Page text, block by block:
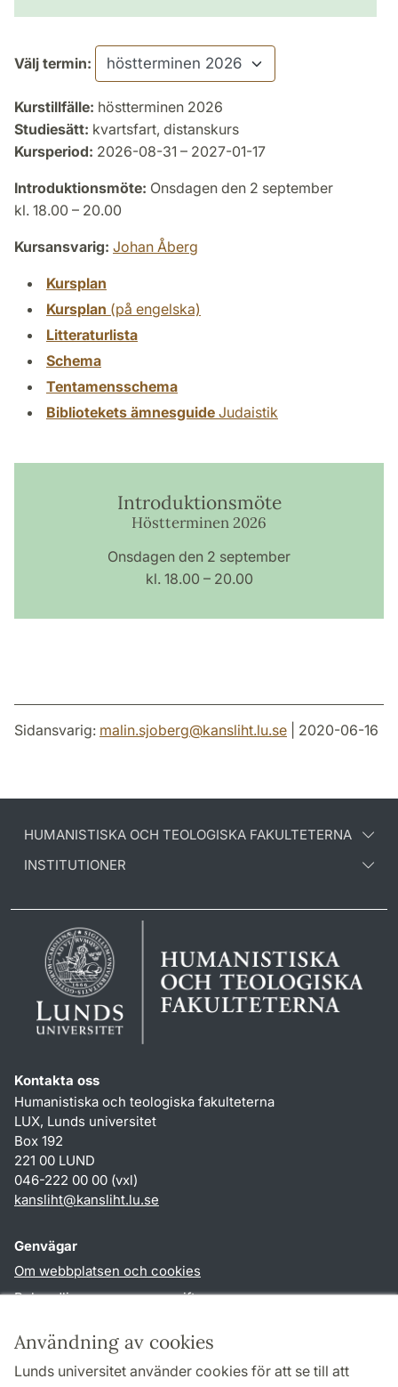
Användning av cookies
Lunds universitet använder cookies för att se till att
Välj termin:
Kurstillfälle: höstterminen 2026
Studiesätt: kvartsfart, distanskurs
Kursperiod: 2026-08-31 – 2027-01-17
Introduktionsmöte: Onsdagen den 2 september
kl. 18.00 – 20.00
Kursansvarig: Johan Åberg
Kursplan
Kursplan (på engelska)
Litteraturlista
Schema
Tentamensschema
Bibliotekets ämnesguide Judaistik
Introduktionsmöte
Höstterminen 2026
Onsdagen den 2 september
kl. 18.00 – 20.00
Sidansvarig: malin.sjoberg@kansliht.lu.se | 2020-06-16
HUMANISTISKA OCH TEOLOGISKA FAKULTETERNA
INSTITUTIONER
Kontakta oss
Humanistiska och teologiska fakulteterna
LUX, Lunds universitet
Box 192
221 00 LUND
046-222 00 00 (vxl)
kansliht@kansliht.lu.se
Genvägar
Om webbplatsen och cookies
Behandling av personuppgifter
TYPO3-login